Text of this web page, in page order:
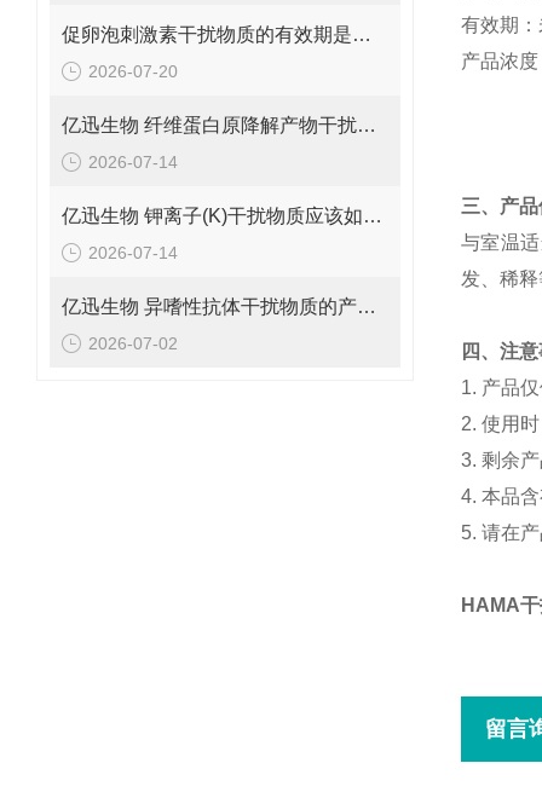
促卵泡刺激素干扰物质的有效期是多久呢？
2026-07-20
亿迅生物 纤维蛋白原降解产物干扰物质的规格是多少呢？
2026-07-14
亿迅生物 钾离子(K)干扰物质应该如何保存呢？
2026-07-14
亿迅生物 异嗜性抗体干扰物质的产品浓度是多少呢？
2026-07-02
有效期
产品浓
三、产
与室温
发、稀
四、注
1. 产品
2. 使用
3. 剩余
4. 本品
5. 请在
HAMA
留言